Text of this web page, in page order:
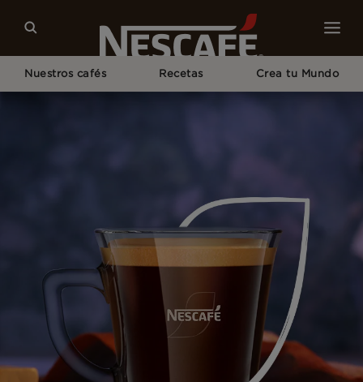
Nuestros cafés Recetas Crea tu Mundo